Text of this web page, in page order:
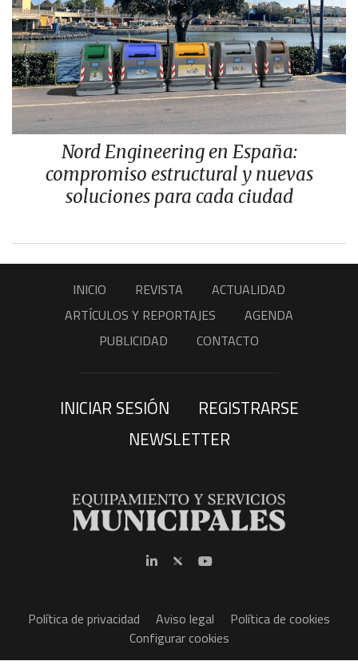
Nord Engineering en España:
compromiso estructural y nuevas
soluciones para cada ciudad
INICIO REVISTA
ACTUALIDAD
ARTÍCULOS Y REPORTAJES
AGENDA
PUBLICIDAD
CONTACTO
INICIAR SESIÓN
REGISTRARSE
NEWSLETTER
Política de privacidad Aviso legal
Política de cookies
Configurar cookies